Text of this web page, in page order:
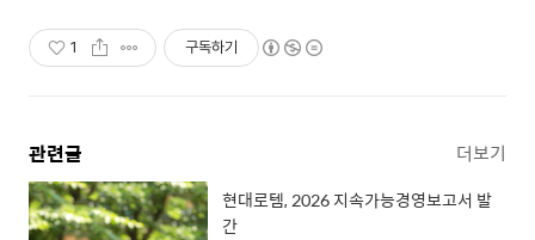
1 구독하기
관련글 더보기
현대로템, 2026 지속가능경영보고서 발
간